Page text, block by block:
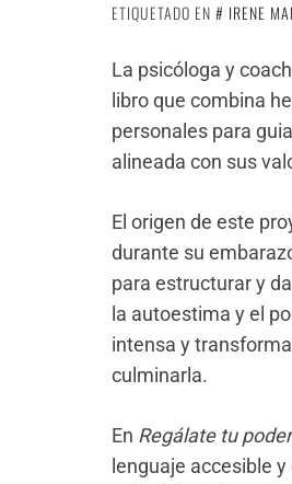
ETIQUETADO EN
IRENE
La psicóloga y
libro que combina
personales para
alineada con sus
El origen de este
durante su
para estructurar y
la autoestima y el
intensa y
culminarla.
En Regálate tu poder
lenguaje accesible